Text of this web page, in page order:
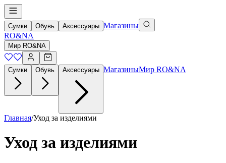
Сумки Обувь Аксессуары Магазины
RO&NA
Мир RO&NA
Сумки Обувь Аксессуары МагазиныМир RO&NA
Главная/Уход за изделиями
Уход за изделиями